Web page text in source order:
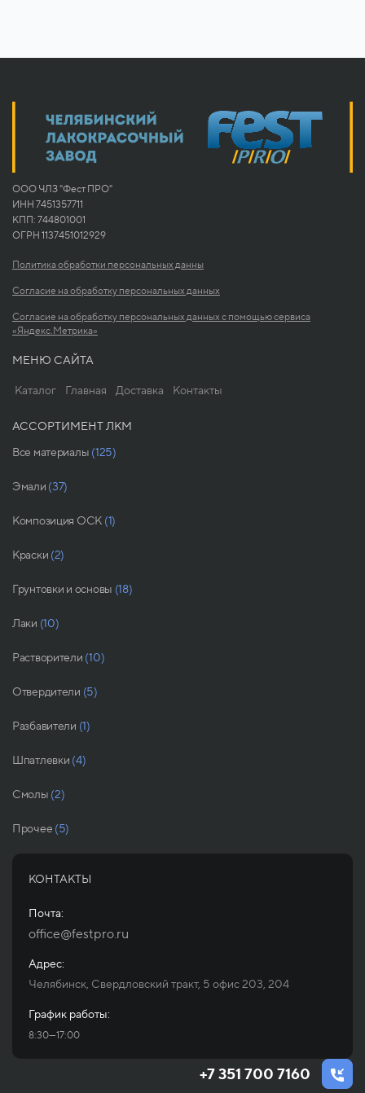
ООО ЧЛЗ "Фест ПРО"
ИНН 7451357711
КПП: 744801001
ОГРН 1137451012929
Политика обработки персональных данны
Согласие на обработку персональных данных
Согласие на обработку персональных данных с помощью сервиса
«Яндекс.Метрика»
МЕНЮ САЙТА
Каталог Главная Доставка Контакты
АССОРТИМЕНТ ЛКМ
Все материалы (125)
Эмали (37)
Композиция ОСК (1)
Краски (2)
Грунтовки и основы (18)
Лаки (10)
Растворители (10)
Отвердители (5)
Разбавители (1)
Шпатлевки (4)
Смолы (2)
Прочее (5)
КОНТАКТЫ
Почта:
office@festpro.ru
Адрес:
Челябинск, Свердловский тракт, 5 офис 203, 204
График работы:
8:30—17:00
+7 351 700 7160